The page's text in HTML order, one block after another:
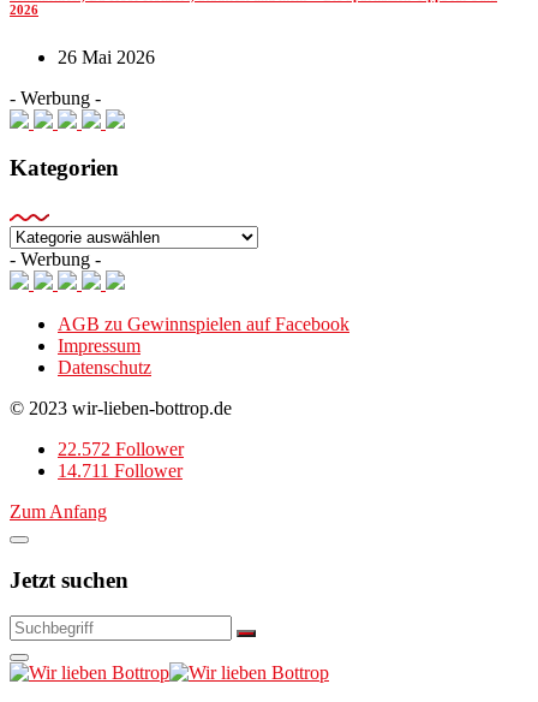
2026
26 Mai 2026
- Werbung -
Kategorien
Kategorien
- Werbung -
AGB zu Gewinnspielen auf Facebook
Impressum
Datenschutz
© 2023 wir-lieben-bottrop.de
22.572 Follower
14.711 Follower
Zum Anfang
Jetzt suchen